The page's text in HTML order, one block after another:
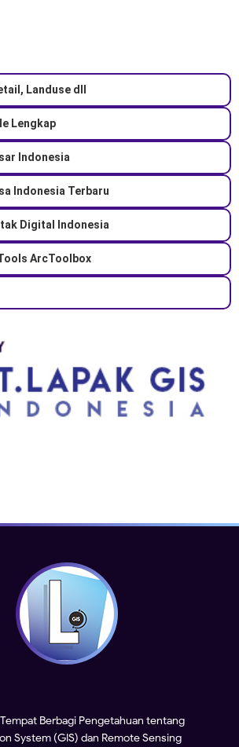
Landuse dll
Lengkap
Indonesia
Indonesia Terbaru
Digital Indonesia
ArcToolbox
Berbagi Pengetahuan tentang
System (GIS) dan Remote Sensing